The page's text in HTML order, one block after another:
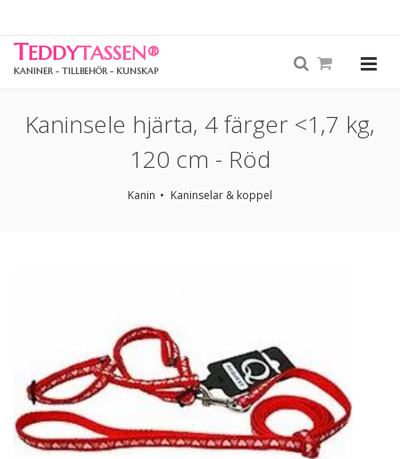
TEDDYTASSEN®
KANINER - TILLBEHÖR - KUNSKAP
Kaninsele hjärta, 4 färger <1,7 kg,
120 cm - Röd
Kanin Kaninselar & koppel